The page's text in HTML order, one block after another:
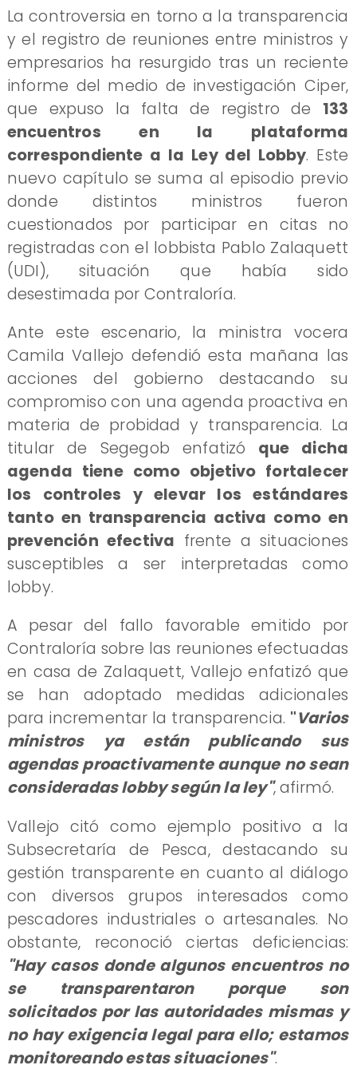
La controversia en torno a la transparencia
y el registro de reuniones entre ministros y
empresarios ha resurgido tras un reciente
informe del medio de investigación Ciper,
que expuso la falta de registro de 133
encuentros en la plataforma
correspondiente a la Ley del Lobby. Este
nuevo capítulo se suma al episodio previo
donde distintos ministros fueron
cuestionados por participar en citas no
registradas con el lobbista Pablo Zalaquett
(UDI), situación que había sido
desestimada por Contraloría.
Ante este escenario, la ministra vocera
Camila Vallejo defendió esta mañana las
acciones del gobierno destacando su
compromiso con una agenda proactiva en
materia de probidad y transparencia. La
titular de Segegob enfatizó que dicha
agenda tiene como objetivo fortalecer
los controles y elevar los estándares
tanto en transparencia activa como en
prevención efectiva frente a situaciones
susceptibles a ser interpretadas como
lobby.
A pesar del fallo favorable emitido por
Contraloría sobre las reuniones efectuadas
en casa de Zalaquett, Vallejo enfatizó que
se han adoptado medidas adicionales
para incrementar la transparencia. "Varios
ministros ya están publicando sus
agendas proactivamente aunque no sean
consideradas lobby según la ley", afirmó.
Vallejo citó como ejemplo positivo a la
Subsecretaría de Pesca, destacando su
gestión transparente en cuanto al diálogo
con diversos grupos interesados como
pescadores industriales o artesanales. No
obstante, reconoció ciertas deficiencias:
"Hay casos donde algunos encuentros no
se transparentaron porque son
solicitados por las autoridades mismas y
no hay exigencia legal para ello; estamos
monitoreando estas situaciones".